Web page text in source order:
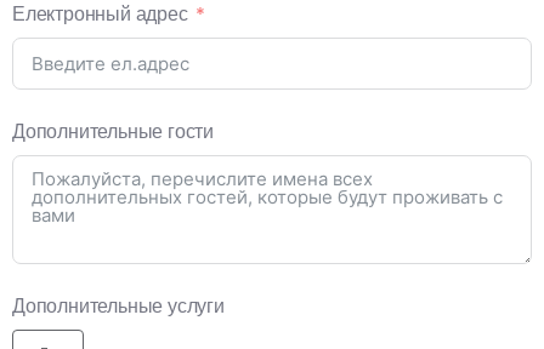
Електронный адрес
Дополнительные гости
Дополнительные услуги